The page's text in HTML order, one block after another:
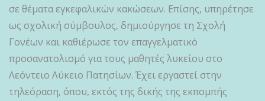
σε θέματα εγκεφαλικών κακώσεων. Επίσης, υπηρέτησε
ως σχολική σύμβουλος, δημιούργησε τη Σχολή
Γονέων και καθιέρωσε τον επαγγελματικό
προσανατολισμό για τους μαθητές λυκείου στο
Λεόντειο Λύκειο Πατησίων. Έχει εργαστεί στην
τηλεόραση, όπου, εκτός της δικής της εκπομπής